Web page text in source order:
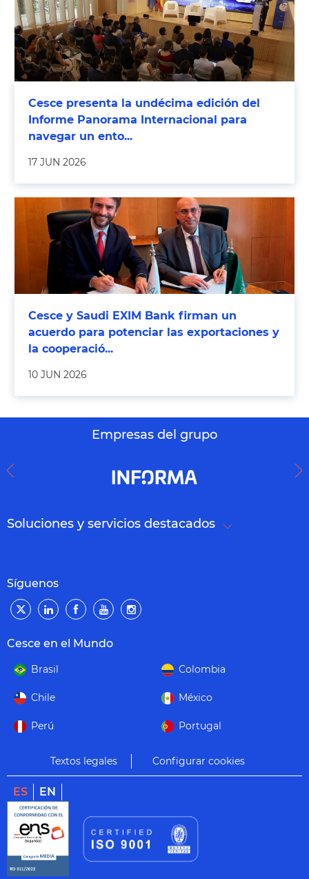
Cesce presenta la undécima edición del
Informe Panorama Internacional para
navegar un ento...
17 JUN 2026
Cesce y Saudi EXIM Bank firman un
acuerdo para potenciar las exportaciones y
la cooperació...
10 JUN 2026
Empresas del grupo
Soluciones y servicios destacados
Síguenos
Cesce en el Mundo
Brasil Colombia
Chile México
Perú Portugal
Textos legales Configurar cookies
ES EN